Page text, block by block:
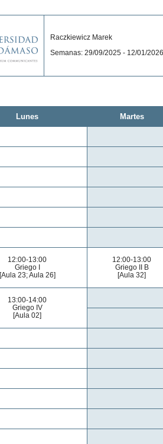
Raczkiewicz Marek
Semanas: 29/09/2025 - 12/01/2026
Lunes Martes
12:00-13:00
Griego I
[Aula 23; Aula 26]
12:00-13:00
Griego II B
[Aula 32]
13:00-14:00
Griego IV
[Aula 02]